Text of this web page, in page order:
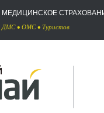
МЕДИЦИНСКОЕ
ДМС• ОМС• Туристов